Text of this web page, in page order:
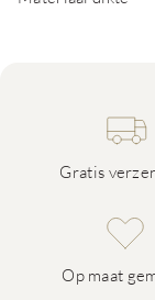
Gratis
Op maat